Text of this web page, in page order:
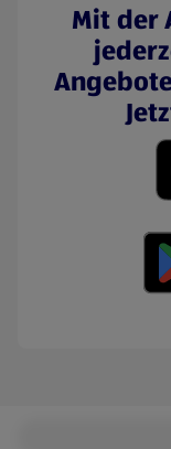
Mit der